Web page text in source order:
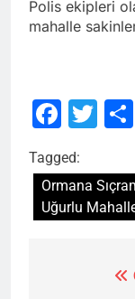
Polis ekipleri
mahalle
Tagged:
Ormana
Uğurlu